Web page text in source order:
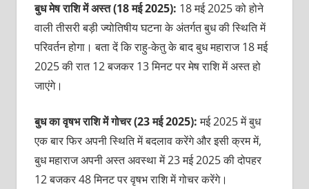
बुध मेष राशि में अस्‍त (18 मई 2025): 18 मई 2025 को होने
वाली तीसरी बड़ी ज्योतिषीय घटना के अंतर्गत बुध की स्थिति में
परिवर्तन होगा। बता दें कि राहु-केतु के बाद बुध महाराज 18 मई
2025 की रात 12 बजकर 13 मिनट पर मेष राशि में अस्‍त हो
जाएंगे।
बुध का वृषभ राशि में गोचर (23 मई 2025):मई 2025 में बुध
एक बार फिर अपनी स्थिति में बदलाव करेंगे और इसी क्रम में,
बुध महाराज अपनी अस्त अवस्था में 23 मई 2025 की दोपहर
12 बजकर 48 मिनट पर वृषभ राशि में गोचर करेंगे।